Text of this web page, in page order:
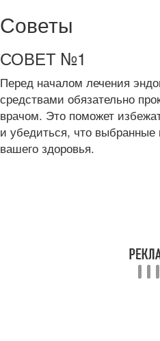
Советы
СОВЕТ №1
Перед началом лечения
средствами обязательно
врачом. Это поможет
и убедиться, что
вашего здоровья.